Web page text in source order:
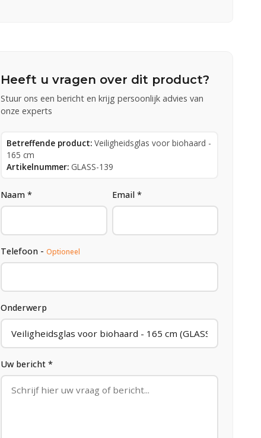
Heeft u vragen over dit product?
Stuur ons een bericht en krijg persoonlijk advies van
onze experts
Betreffende product: Veiligheidsglas voor biohaard -
165 cm
Artikelnummer: GLASS-139
Naam * Email *
Telefoon -Optioneel
Onderwerp
Uw bericht *